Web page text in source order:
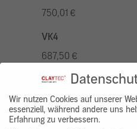
750,01 €
VK4
687,50 €
VK5
875,01 €
VK7
Wir nutzen Cookies auf unserer
essenziell, während andere uns
Erfahrung zu verbessern.